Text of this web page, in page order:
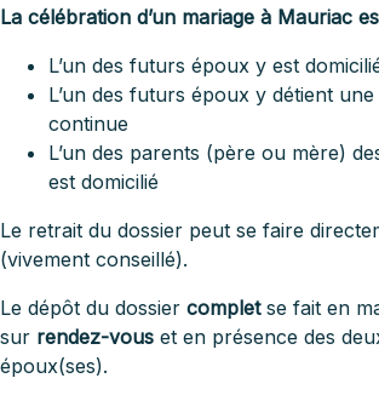
La célébration d’un mariage à Mauriac
L’un des futurs époux y est
L’un des futurs époux y détient
continue
L’un des parents (père ou mère)
est domicilié
Le retrait du dossier peut se faire
(vivement conseillé).
Le dépôt du dossier complet se fait en
sur rendez-vous et en présence des
époux(ses).